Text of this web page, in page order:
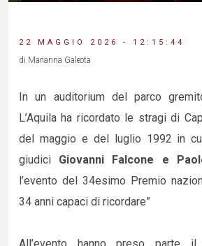
22 MAGGIO 2026 - 12:15:44
di Marianna Galeota
In un auditorium del parco
L’Aquila ha ricordato le stragi di
del maggio e del luglio 1992 in
giudici Giovanni Falcone e
l’evento del 34esimo Premio
34 anni capaci di ricordare”